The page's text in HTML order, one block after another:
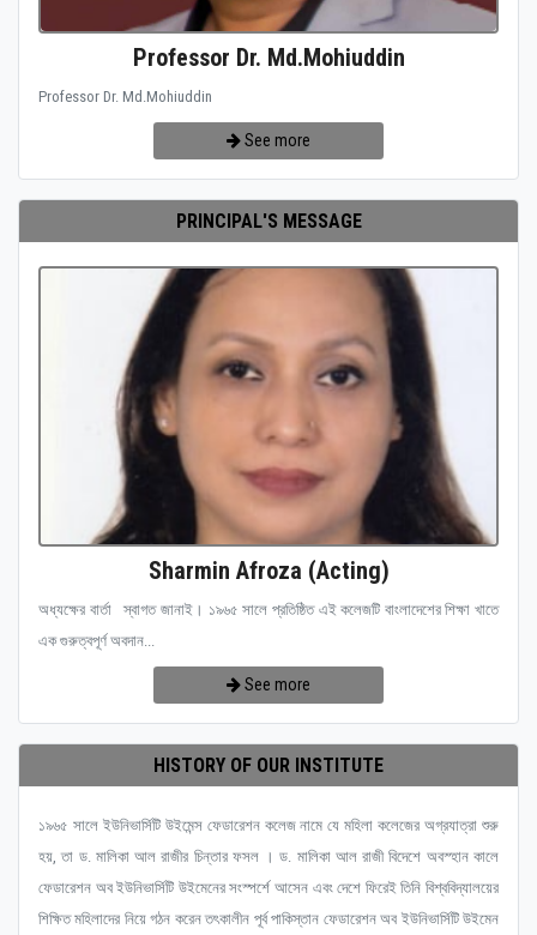
Professor Dr. Md.Mohiuddin
Professor Dr. Md.Mohiuddin
See more
PRINCIPAL'S MESSAGE
Sharmin Afroza (Acting)
অধ্যক্ষের বার্তা স্বাগত জানাই। ১৯৬৫ সালে প্রতিষ্ঠিত এই কলেজটি বাংলাদেশের শিক্ষা খাতে
এক গুরুত্বপূর্ণ অবদান...
See more
HISTORY OF OUR INSTITUTE
১৯৬৫ সালে ইউনিভার্সিটি উইমেন্স ফেডারেশন কলেজ নামে যে মহিলা কলেজের অগ্রযাত্রা শুরু
হয়, তা ড. মালিকা আল রাজীর চিন্তার ফসল । ড. মালিকা আল রাজী বিদেশে অবস্হান কালে
ফেডারেশন অব ইউনিভার্সিটি উইমেনের সংস্পর্শে আসেন এবং দেশে ফিরেই তিনি বিশ্ববিদ্যালয়ের
শিক্ষিত মহিলাদের নিয়ে গঠন করেন তৎকালীন পূর্ব পাকিস্তান ফেডারেশন অব ইউনিভার্সিটি উইমেন